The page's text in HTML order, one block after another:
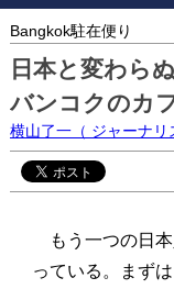
Bangkok駐在便り
日本と変わら
バンコクのカ
横山了一 （ ジャーナリ
もう一つの日本
っている。まず